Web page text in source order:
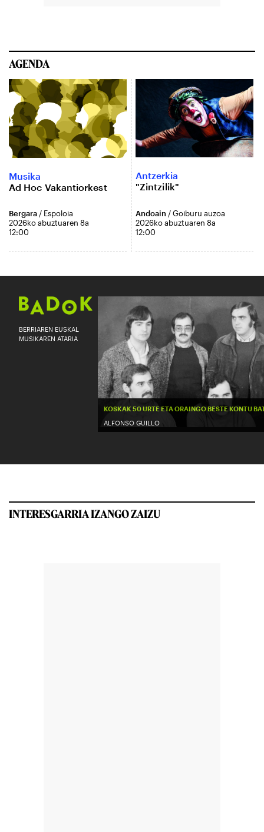
AGENDA
Musika
Ad Hoc Vakantiorkest
Bergara / Espoloia
2026ko abuztuaren 8a
12:00
Antzerkia
"Zintzilik"
Andoain / Goiburu auzoa
2026ko abuztuaren 8a
12:00
INTERESGARRIA IZANGO ZAIZU